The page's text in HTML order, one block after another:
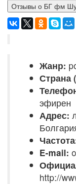
Отзывы о БГ
Жанр:
Страна
эфирен
Адрес:
E-mail:
http://